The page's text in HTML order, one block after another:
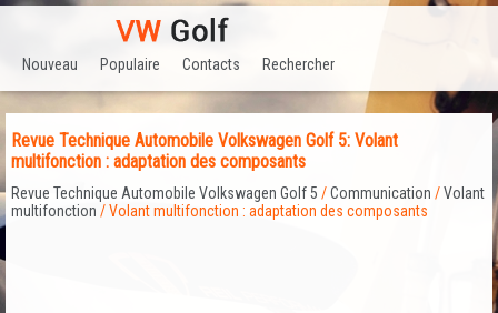
Nouveau Populaire Contacts Rechercher
Revue Technique Automobile Volkswagen Golf 5: Volant
multifonction : adaptation des composants
Revue Technique Automobile Volkswagen Golf 5 /Communication /Volant
multifonction / Volant multifonction : adaptation des composants